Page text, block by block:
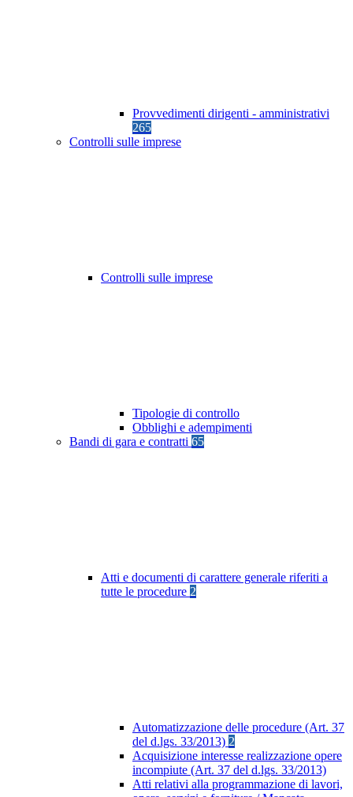
Provvedimenti dirigenti - amministrativi
265
Controlli sulle imprese
Controlli sulle imprese
Tipologie di controllo
Obblighi e adempimenti
Bandi di gara e contratti 65
Atti e documenti di carattere generale riferiti a
tutte le procedure 2
Automatizzazione delle procedure (Art. 37
del d.lgs. 33/2013) 2
Acquisizione interesse realizzazione opere
incompiute (Art. 37 del d.lgs. 33/2013)
Atti relativi alla programmazione di lavori,